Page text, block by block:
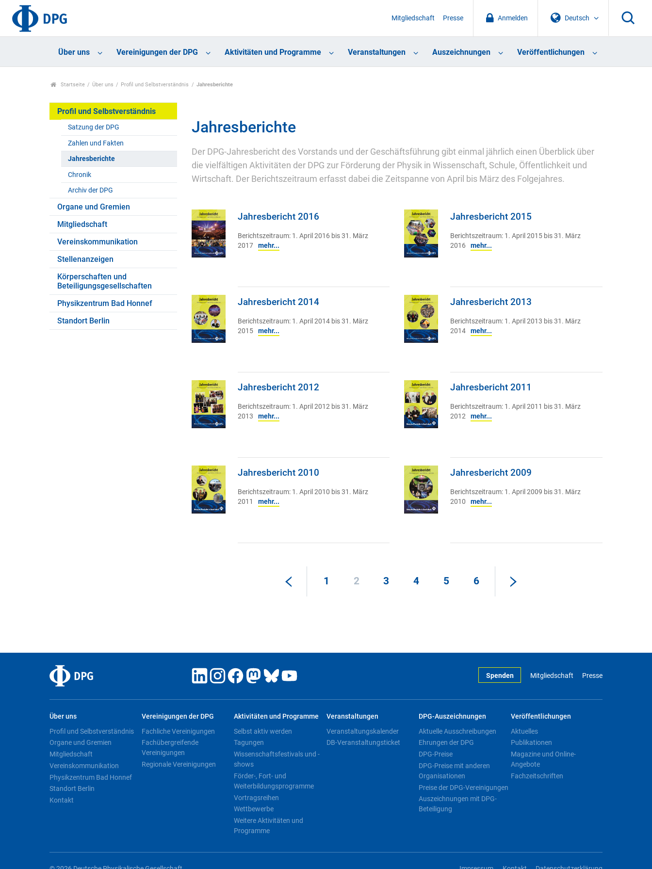
Deutsch
Anmelden
Mitgliedschaft Presse
Über uns Vereinigungen der DPG Aktivitäten und Programme Veranstaltungen Auszeichnungen Veröffentlichungen
Startseite Über uns Profil und Selbstverständnis Jahresberichte
Profil und Selbstverständnis
Satzung der DPG
Zahlen und Fakten
Jahresberichte
Chronik
Archiv der DPG
Organe und Gremien
Mitgliedschaft
Vereinskommunikation
Stellenanzeigen
Körperschaften und
Beteiligungsgesellschaften
Physikzentrum Bad Honnef
Standort Berlin
Jahresberichte
Der DPG-Jahresbericht des Vorstands und der Geschäftsführung gibt einmal jährlich einen Überblick über
die vielfältigen Aktivitäten der DPG zur Förderung der Physik in Wissenschaft, Schule, Öffentlichkeit und
Wirtschaft. Der Berichtszeitraum erfasst dabei die Zeitspanne von April bis März des Folgejahres.
Jahresbericht 2016
Berichtszeitraum: 1. April 2016 bis 31. März
2017
mehr...
Jahresbericht 2015
Berichtszeitraum: 1. April 2015 bis 31. März
2016
mehr...
Jahresbericht 2014
Berichtszeitraum: 1. April 2014 bis 31. März
2015
mehr...
Jahresbericht 2013
Berichtszeitraum: 1. April 2013 bis 31. März
2014
mehr...
Jahresbericht 2012
Berichtszeitraum: 1. April 2012 bis 31. März
2013
mehr...
Jahresbericht 2011
Berichtszeitraum: 1. April 2011 bis 31. März
2012
mehr...
Jahresbericht 2010
Berichtszeitraum: 1. April 2010 bis 31. März
2011
mehr...
Jahresbericht 2009
Berichtszeitraum: 1. April 2009 bis 31. März
2010
mehr...
1 2 3 4 5 6
Spenden Mitgliedschaft Presse
Über uns
Profil und Selbstverständnis
Organe und Gremien
Mitgliedschaft
Vereinskommunikation
Physikzentrum Bad Honnef
Standort Berlin
Kontakt
Vereinigungen der DPG
Fachliche Vereinigungen
Fachübergreifende
Vereinigungen
Regionale Vereinigungen
Aktivitäten und Programme
Selbst aktiv werden
Tagungen
Wissenschaftsfestivals und -
shows
Förder-, Fort- und
Weiterbildungsprogramme
Vortragsreihen
Wettbewerbe
Weitere Aktivitäten und
Programme
Veranstaltungen
Veranstaltungskalender
DB-Veranstaltungsticket
DPG-Auszeichnungen
Aktuelle Ausschreibungen
Ehrungen der DPG
DPG-Preise
DPG-Preise mit anderen
Organisationen
Preise der DPG-Vereinigungen
Auszeichnungen mit DPG-
Beteiligung
Veröffentlichungen
Aktuelles
Publikationen
Magazine und Online-
Angebote
Fachzeitschriften